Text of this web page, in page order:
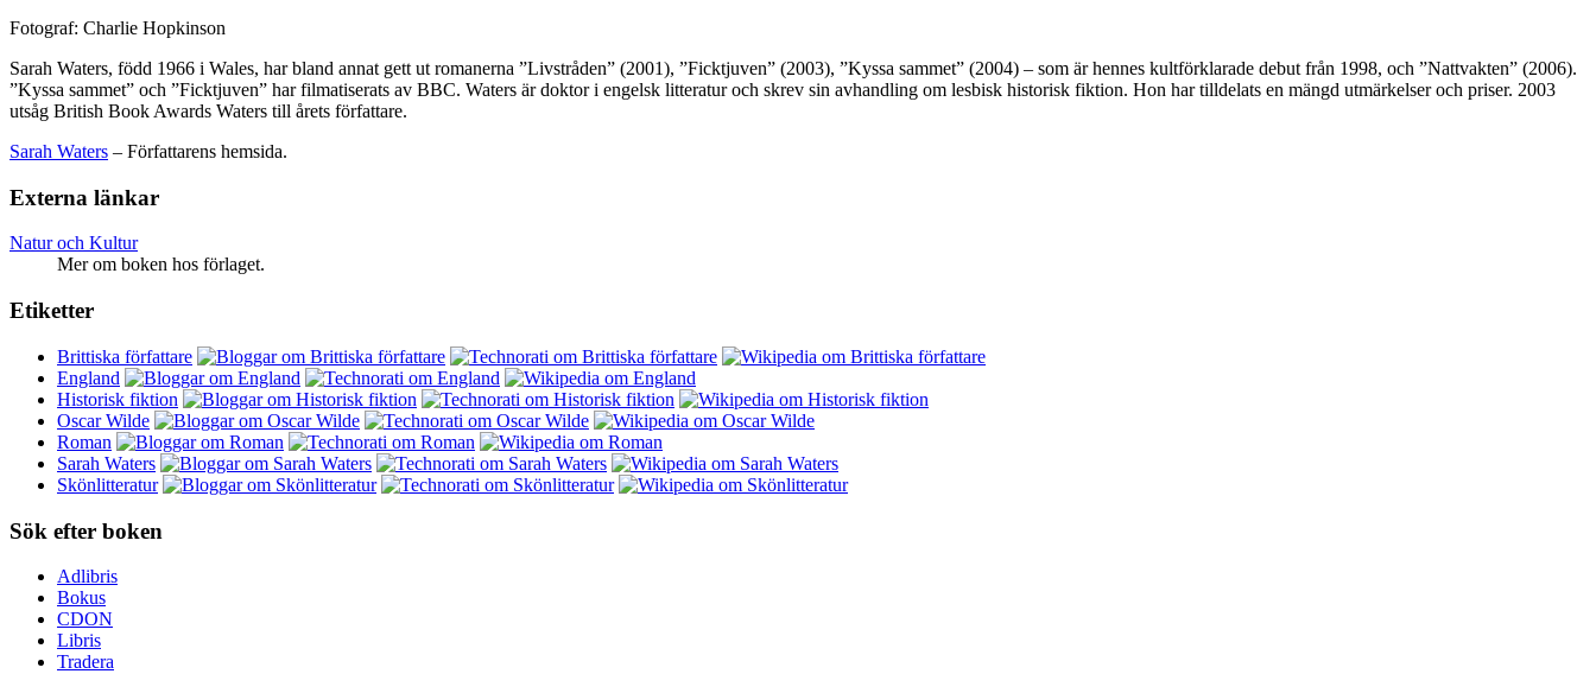
Fotograf: Charlie Hopkinson
Sarah Waters, född 1966 i Wales, har bland annat gett ut romanerna ”Livstråden” (2001), ”Ficktjuven” (2003), ”Kyssa sammet” (2004) – som är hennes kultförklarade debut från 1998, och ”Nattvakten” (2006).
”Kyssa sammet” och ”Ficktjuven” har filmatiserats av BBC. Waters är doktor i engelsk litteratur och skrev sin avhandling om lesbisk historisk fiktion. Hon har tilldelats en mängd utmärkelser och priser. 2003
utsåg British Book Awards Waters till årets författare.
Sarah Waters – Författarens hemsida.
Externa länkar
Natur och Kultur
Mer om boken hos förlaget.
Etiketter
Brittiska författare
England
Historisk fiktion
Oscar Wilde
Roman
Sarah Waters
Skönlitteratur
Sök efter boken
Adlibris
Bokus
CDON
Libris
Tradera